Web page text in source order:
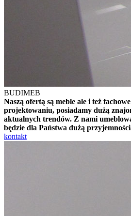
BUDIMEB
Naszą ofertą są meble ale i też
projektowaniu, posiadamy dużą
aktualnych trendów. Z nami
będzie dla Państwa dużą
kontakt